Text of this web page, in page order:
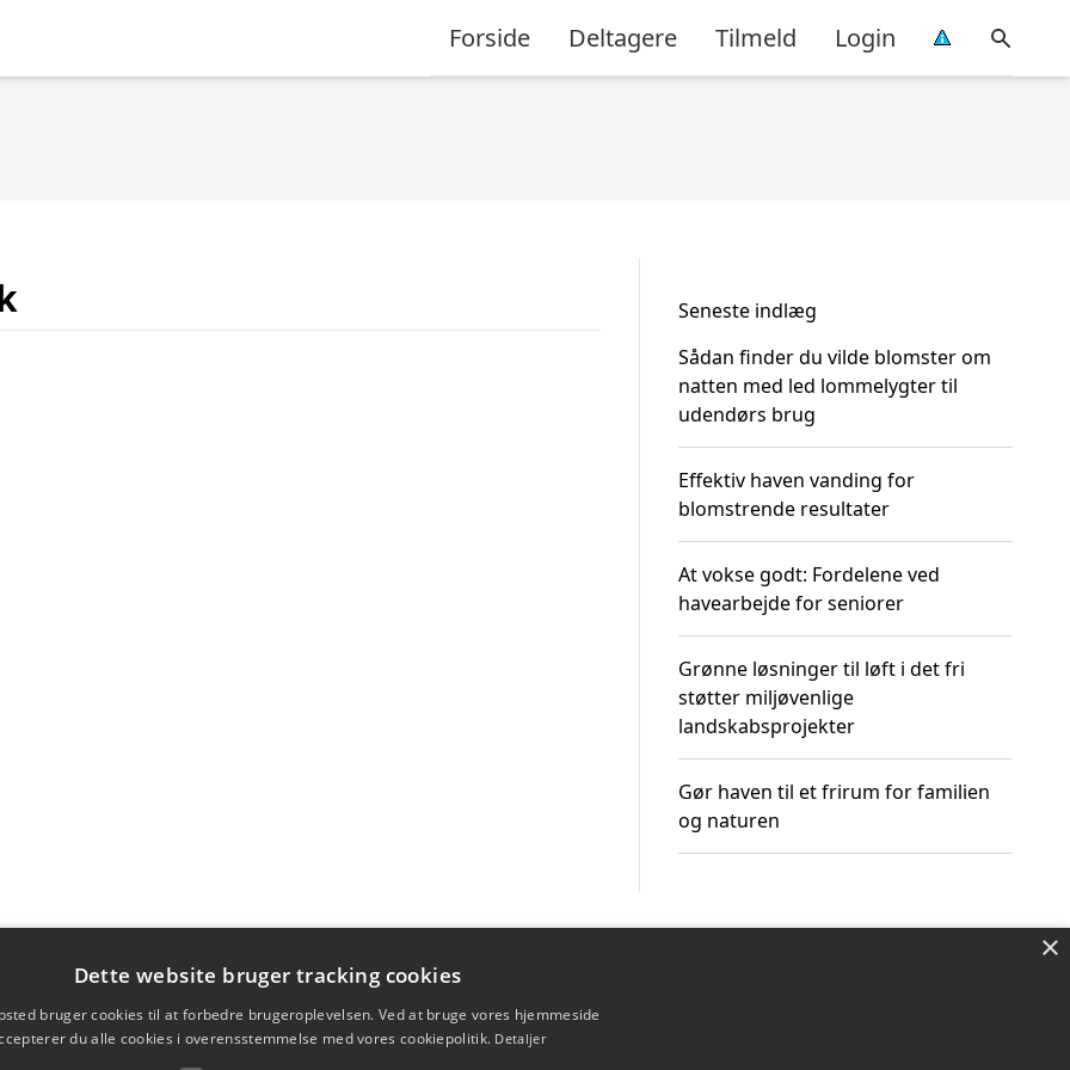
Forside Deltagere Tilmeld Login
Seneste indlæg
Sådan finder du vilde blomster om
natten med led lommelygter til
udendørs brug
Effektiv haven vanding for
blomstrende resultater
At vokse godt: Fordelene ved
havearbejde for seniorer
Grønne løsninger til løft i det fri
støtter miljøvenlige
landskabsprojekter
Gør haven til et frirum for familien
og naturen
×
Dette website bruger tracking cookies
bruger cookies til at forbedre brugeroplevelsen. Ved at bruge vores hjemmeside
du alle cookies i overensstemmelse med vores cookiepolitik. Detaljer